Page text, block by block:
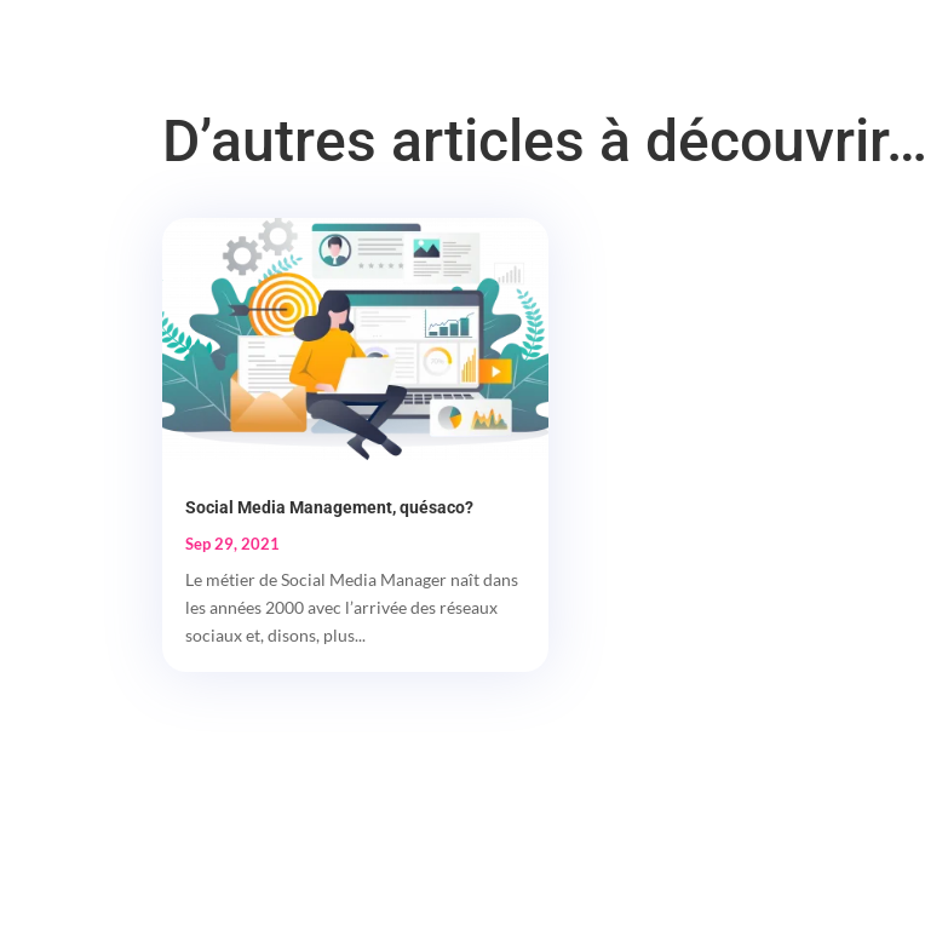
D’autres articles à découvrir…
Social Media Management, quésaco?
Sep 29, 2021
Le métier de Social Media Manager naît dans
les années 2000 avec l’arrivée des réseaux
sociaux et, disons, plus...